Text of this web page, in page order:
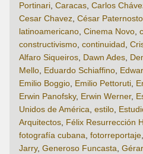
Portinari, Caracas, Carlos
Cesar Chavez, César Paternosto
latinoamericano, Cinema Novo,
constructivismo, continuidad,
Alfaro Siqueiros, Dawn Ades,
Mello, Eduardo Schiaffino,
Emilio Boggio, Emilio Pettoruti,
Erwin Panofsky, Erwin Werner,
Unidos de América, estilo,
Arquitectos, Félix Resurrección
fotografía cubana, fotorreportaje,
Jarry, Generoso Funcasta,